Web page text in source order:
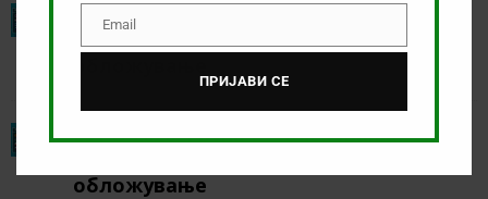
ЕУРО 2020: Група Д – очекувања,
коефициенти, предлози за
ЕУРО 2020: Група Е – очекувања,
обложување
EmailEmail
ПРИЈАВИ СЕ